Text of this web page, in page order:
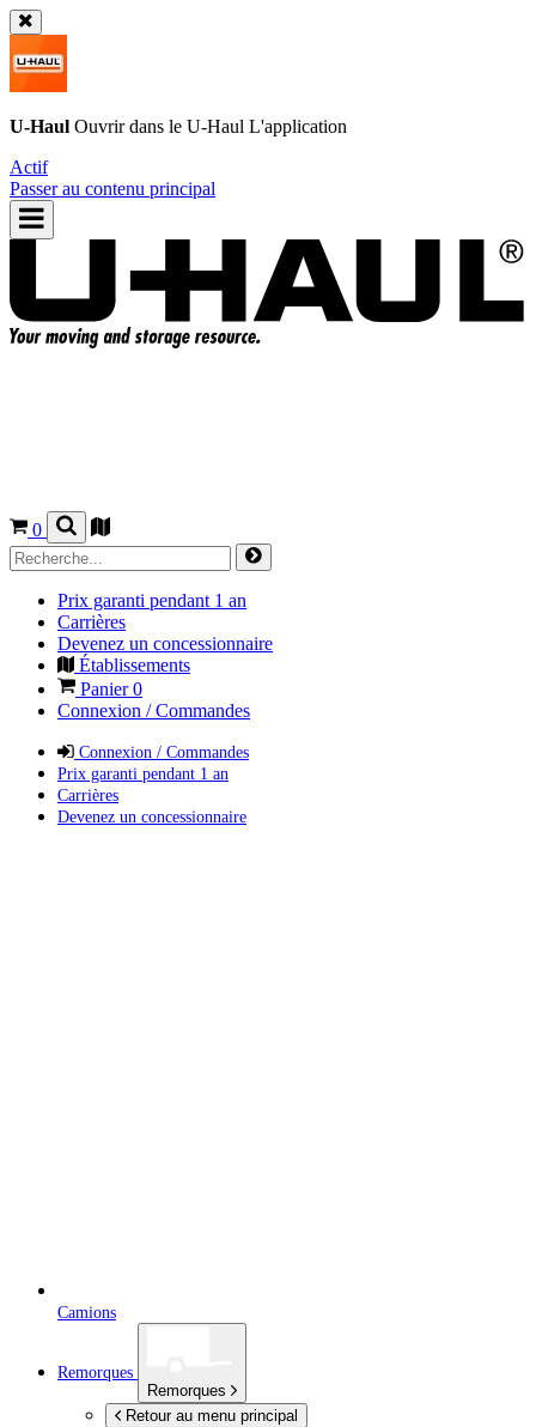
U-Haul Ouvrir dans le U-Haul L'application
Actif
Passer au contenu principal
0
Prix garanti pendant 1 an
Carrières
Devenez un concessionnaire
Établissements
Panier0
Connexion / Commandes
Connexion / Commandes
Prix garanti pendant 1 an
Carrières
Devenez un concessionnaire
Camions
Remorques
Remorques
Retour au menu principal